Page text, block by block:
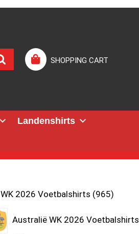
SHOPPING CART
Landenshirts
WK 2026 Voetbalshirts 965
Australië WK 2026 Voetbalshirts